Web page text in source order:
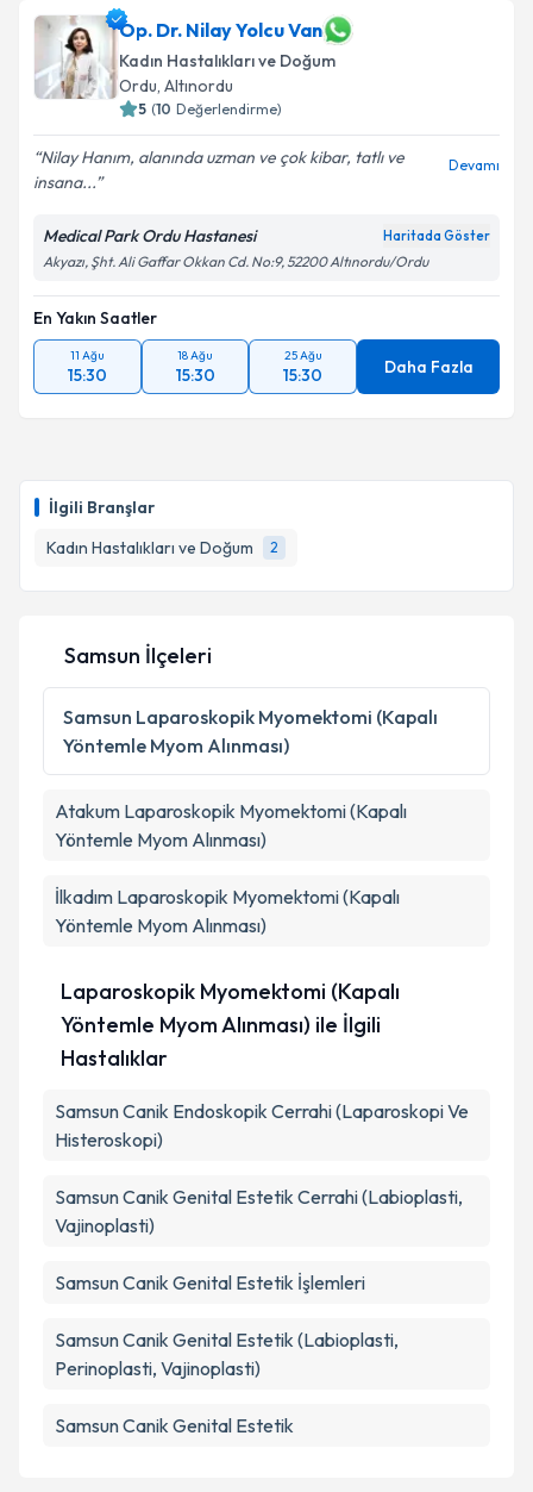
İlgili Branşlar
Kadın Hastalıkları ve Doğum
2
Prof. Dr. Arif Kökçüiçin randevu takvimi talebi
oluşturun. Size bu uzmandan randevu almanız için bir
takvim hazırlandığında e-posta ile bilgilendireceğiz.
E-posta Adresiniz
Kişisel verilerimin işlenmesine ilişkin
Aydınlatma
Metni'ni okudum ve kişisel verilerimin belirtilen
Takvim Talebini Gönder
Op. Dr. Nilay Yolcu Van
Kadın Hastalıkları ve Doğum
Ordu, Altınordu
5 (10 Değerlendirme)
Nilay Hanım, alanında uzman ve çok kibar, tatlı ve
insana...
Devamı
Medical Park Ordu Hastanesi Haritada Göster
Akyazı, Şht. Ali Gaffar Okkan Cd. No:9, 52200 Altınordu/Ordu
En Yakın Saatler
11 Ağu
15:30
18 Ağu
15:30
25 Ağu
15:30 Daha Fazla
Samsun İlçeleri
Samsun Laparoskopik Myomektomi (Kapalı
Yöntemle Myom Alınması)
Atakum Laparoskopik Myomektomi (Kapalı
Yöntemle Myom Alınması)
İlkadım Laparoskopik Myomektomi (Kapalı
Yöntemle Myom Alınması)
Laparoskopik Myomektomi (Kapalı
Yöntemle Myom Alınması) ile İlgili
Hastalıklar
Samsun Canik Endoskopik Cerrahi (Laparoskopi Ve
Histeroskopi)
Samsun Canik Genital Estetik Cerrahi (Labioplasti,
Vajinoplasti)
Samsun Canik Genital Estetik İşlemleri
Samsun Canik Genital Estetik (Labioplasti,
Perinoplasti, Vajinoplasti)
Samsun Canik Genital Estetik